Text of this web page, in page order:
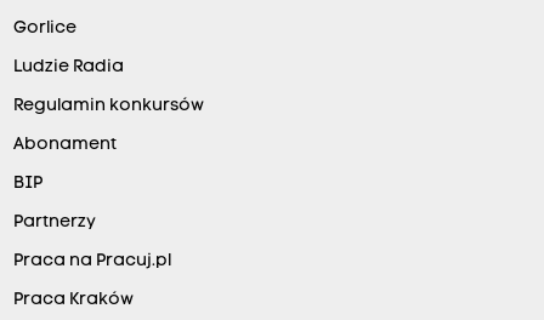
Gorlice
Ludzie Radia
Regulamin konkursów
Abonament
BIP
Partnerzy
Praca na Pracuj.pl
Praca Kraków